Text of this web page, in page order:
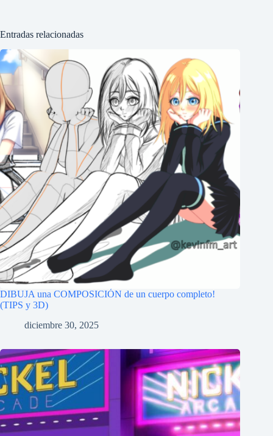
Entradas relacionadas
DIBUJA una COMPOSICIÓN de un cuerpo completo!
(TIPS y 3D)
diciembre 30, 2025